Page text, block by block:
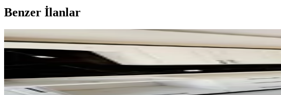
Benzer İlanlar
ÖNE ÇIKAN
Mega Gayrimenkulden Fatih Mah Satılık
Bergama, Fatih Mahallesi
3+1·130 m²·2. Kat·05.08.2026